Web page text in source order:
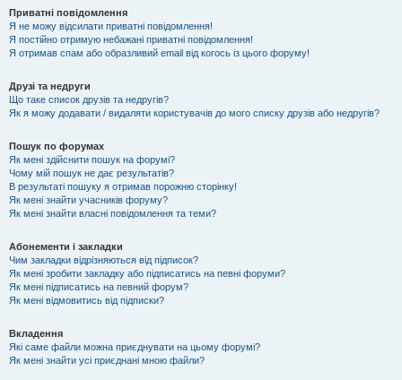
Приватні повідомлення
Я не можу відсилати приватні повідомлення!
Я постійно отримую небажані приватні повідомлення!
Я отримав спам або образливий email від когось із цього форуму!
Друзі та недруги
Що таке список друзів та недругів?
Як я можу додавати / видаляти користувачів до мого списку друзів або недругів?
Пошук по форумах
Як мені здійснити пошук на форумі?
Чому мій пошук не дає результатів?
В результаті пошуку я отримав порожню сторінку!
Як мені знайти учасників форуму?
Як мені знайти власні повідомлення та теми?
Абонементи і закладки
Чим закладки відрізняються від підписок?
Як мені зробити закладку або підписатись на певні форуми?
Як мені підписатись на певний форум?
Як мені відмовитись від підписки?
Вкладення
Які саме файли можна приєднувати на цьому форумі?
Як мені знайти усі приєднані мною файли?